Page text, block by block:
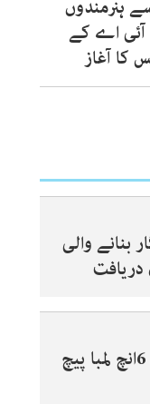
ہنرمندوں
اے کے
کا آغاز
بنانے والی
نوعمر لڑکا حادثے سے دوچار، 6انچ لمبا پیچ